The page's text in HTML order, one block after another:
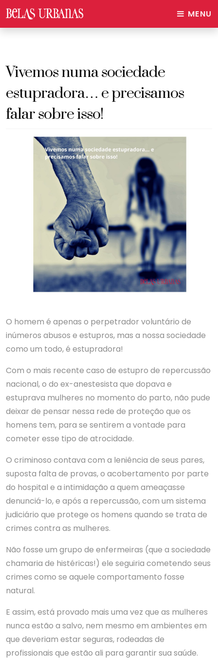
MENU
Vivemos numa sociedade
estupradora… e precisamos
falar sobre isso!
O homem é apenas o perpetrador voluntário de
inúmeros abusos e estupros, mas a nossa sociedade
como um todo, é estupradora!
Com o mais recente caso de estupro de repercussão
nacional, o do ex-anestesista que dopava e
estuprava mulheres no momento do parto, não pude
deixar de pensar nessa rede de proteção que os
homens tem, para se sentirem a vontade para
cometer esse tipo de atrocidade.
O criminoso contava com a leniência de seus pares,
suposta falta de provas, o acobertamento por parte
do hospital e a intimidação a quem ameaçasse
denunciá-lo, e após a repercussão, com um sistema
judiciário que protege os homens quando se trata de
crimes contra as mulheres.
Não fosse um grupo de enfermeiras (que a sociedade
chamaria de histéricas!) ele seguiria cometendo seus
crimes como se aquele comportamento fosse
natural.
E assim, está provado mais uma vez que as mulheres
nunca estão a salvo, nem mesmo em ambientes em
que deveriam estar seguras, rodeadas de
profissionais que estão ali para garantir sua saúde.